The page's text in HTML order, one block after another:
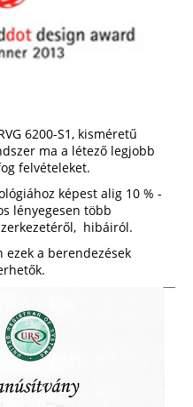
6200-S1, kisméretű
ma a létező legjobb
felvételeket.
képest alig 10 % -
lényegesen több
hibáiról.
ezek a berendezések